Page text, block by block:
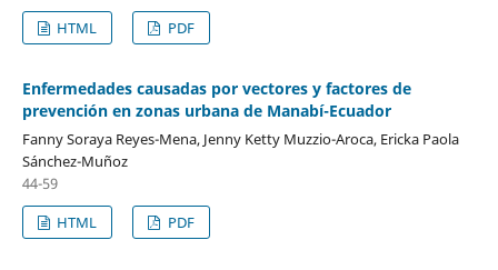
HTML
PDF
Enfermedades causadas por vectores y factores de
prevención en zonas urbana de Manabí-Ecuador
Fanny Soraya Reyes-Mena, Jenny Ketty Muzzio-Aroca, Ericka Paola
Sánchez-Muñoz
44-59
HTML
PDF